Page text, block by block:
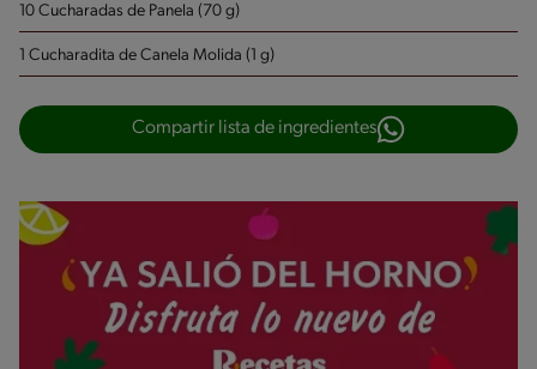
10 Cucharadas de Panela (70 g)
1 Cucharadita de Canela Molida (1 g)
Compartir lista de ingredientes